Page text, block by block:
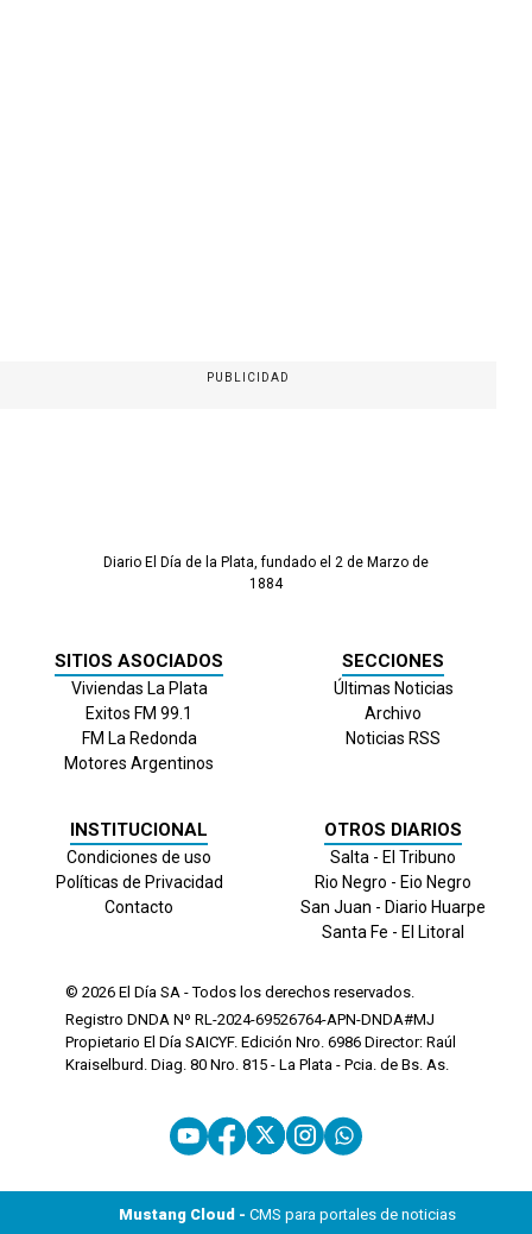
PUBLICIDAD
Diario El Día de la Plata, fundado el 2 de Marzo de
1884
SITIOS ASOCIADOS
Viviendas La Plata
Exitos FM 99.1
FM La Redonda
Motores Argentinos
SECCIONES
Últimas Noticias
Archivo
Noticias RSS
INSTITUCIONAL
Condiciones de uso
Políticas de Privacidad
Contacto
OTROS DIARIOS
Salta - El Tribuno
Rio Negro - Eio Negro
San Juan - Diario Huarpe
Santa Fe - El Litoral
© 2026 El Día SA - Todos los derechos reservados.
Registro DNDA Nº RL-2024-69526764-APN-DNDA#MJ
Propietario El Día SAICYF. Edición Nro. 6986 Director: Raúl
Kraiselburd. Diag. 80 Nro. 815 - La Plata - Pcia. de Bs. As.
Mustang Cloud - CMS para portales de noticias